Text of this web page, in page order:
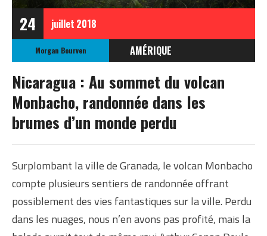
24 juillet 2018
Morgan Bourven
AMÉRIQUE
NICARAGUA
Nicaragua : Au sommet du volcan
Monbacho, randonnée dans les
brumes d’un monde perdu
Surplombant la ville de Granada, le volcan Monbacho
compte plusieurs sentiers de randonnée offrant
possiblement des vies fantastiques sur la ville. Perdu
dans les nuages, nous n’en avons pas profité, mais la